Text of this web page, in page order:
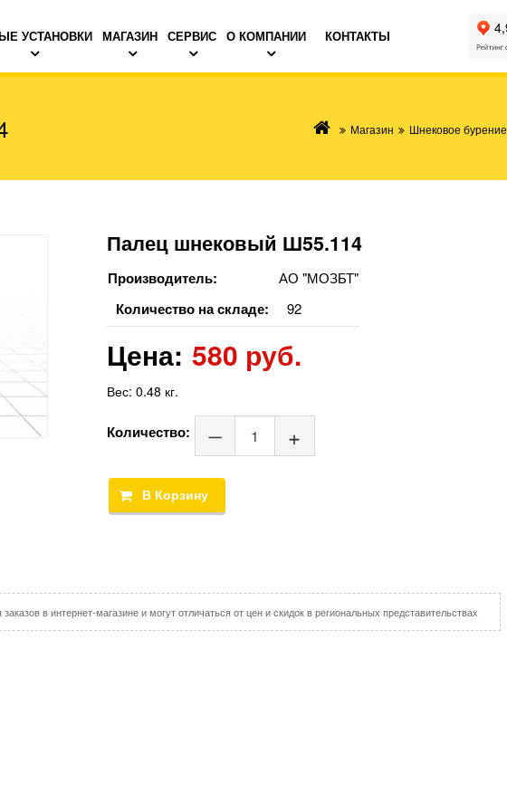
УСТАНОВКИ МАГАЗИН СЕРВИС О КОМПАНИИ КОНТАКТЫ
Магазин Шнековое бурение
Палец шнековый Ш55.114
Производитель: АО "МОЗБТ"
Количество на складе: 92
Цена: 580 руб.
Вес: 0.48 кг.
Количество:
в интернет-магазине и могут отличаться от цен и скидок в региональных представительствах